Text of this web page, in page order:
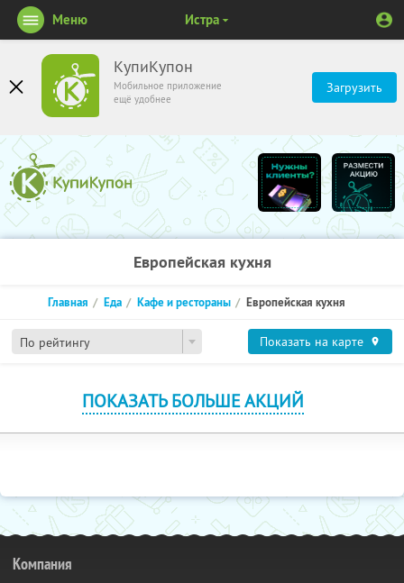
КупиКупон
Мобильное приложение
ещё удобнее
Загрузить
Меню Истра
Европейская кухня
По рейтингу
Главная Еда Кафе и рестораны Европейская кухня
Показать на карте
ПОКАЗАТЬ БОЛЬШЕ АКЦИЙ
Компания